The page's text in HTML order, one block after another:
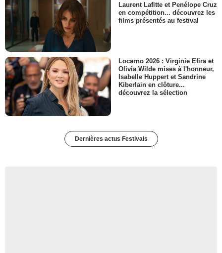
Laurent Lafitte et Penélope Cruz
en compétition... découvrez les
films présentés au festival
Locarno 2026 : Virginie Efira et
Olivia Wilde mises à l'honneur,
Isabelle Huppert et Sandrine
Kiberlain en clôture...
découvrez la sélection
Dernières actus Festivals